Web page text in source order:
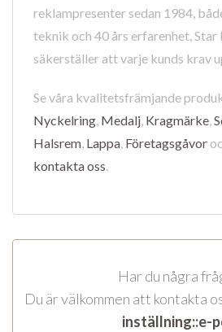
reklampresenter sedan 1984,
teknik och 40 års erfarenhet, Star
säkerställer att varje kunds krav
Se våra kvalitetsfrämjande
Nyckelring, Medalj, Kragmärke,
Halsrem, Lappa, Företagsgåvor
kontakta oss.
Har du några
Du är välkommen att kontakta
inställning::e-